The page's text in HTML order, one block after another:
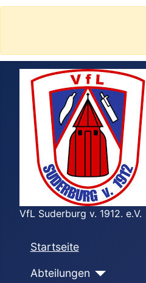
VfL Suderburg v. 1912. e.V.
Startseite
Abteilungen